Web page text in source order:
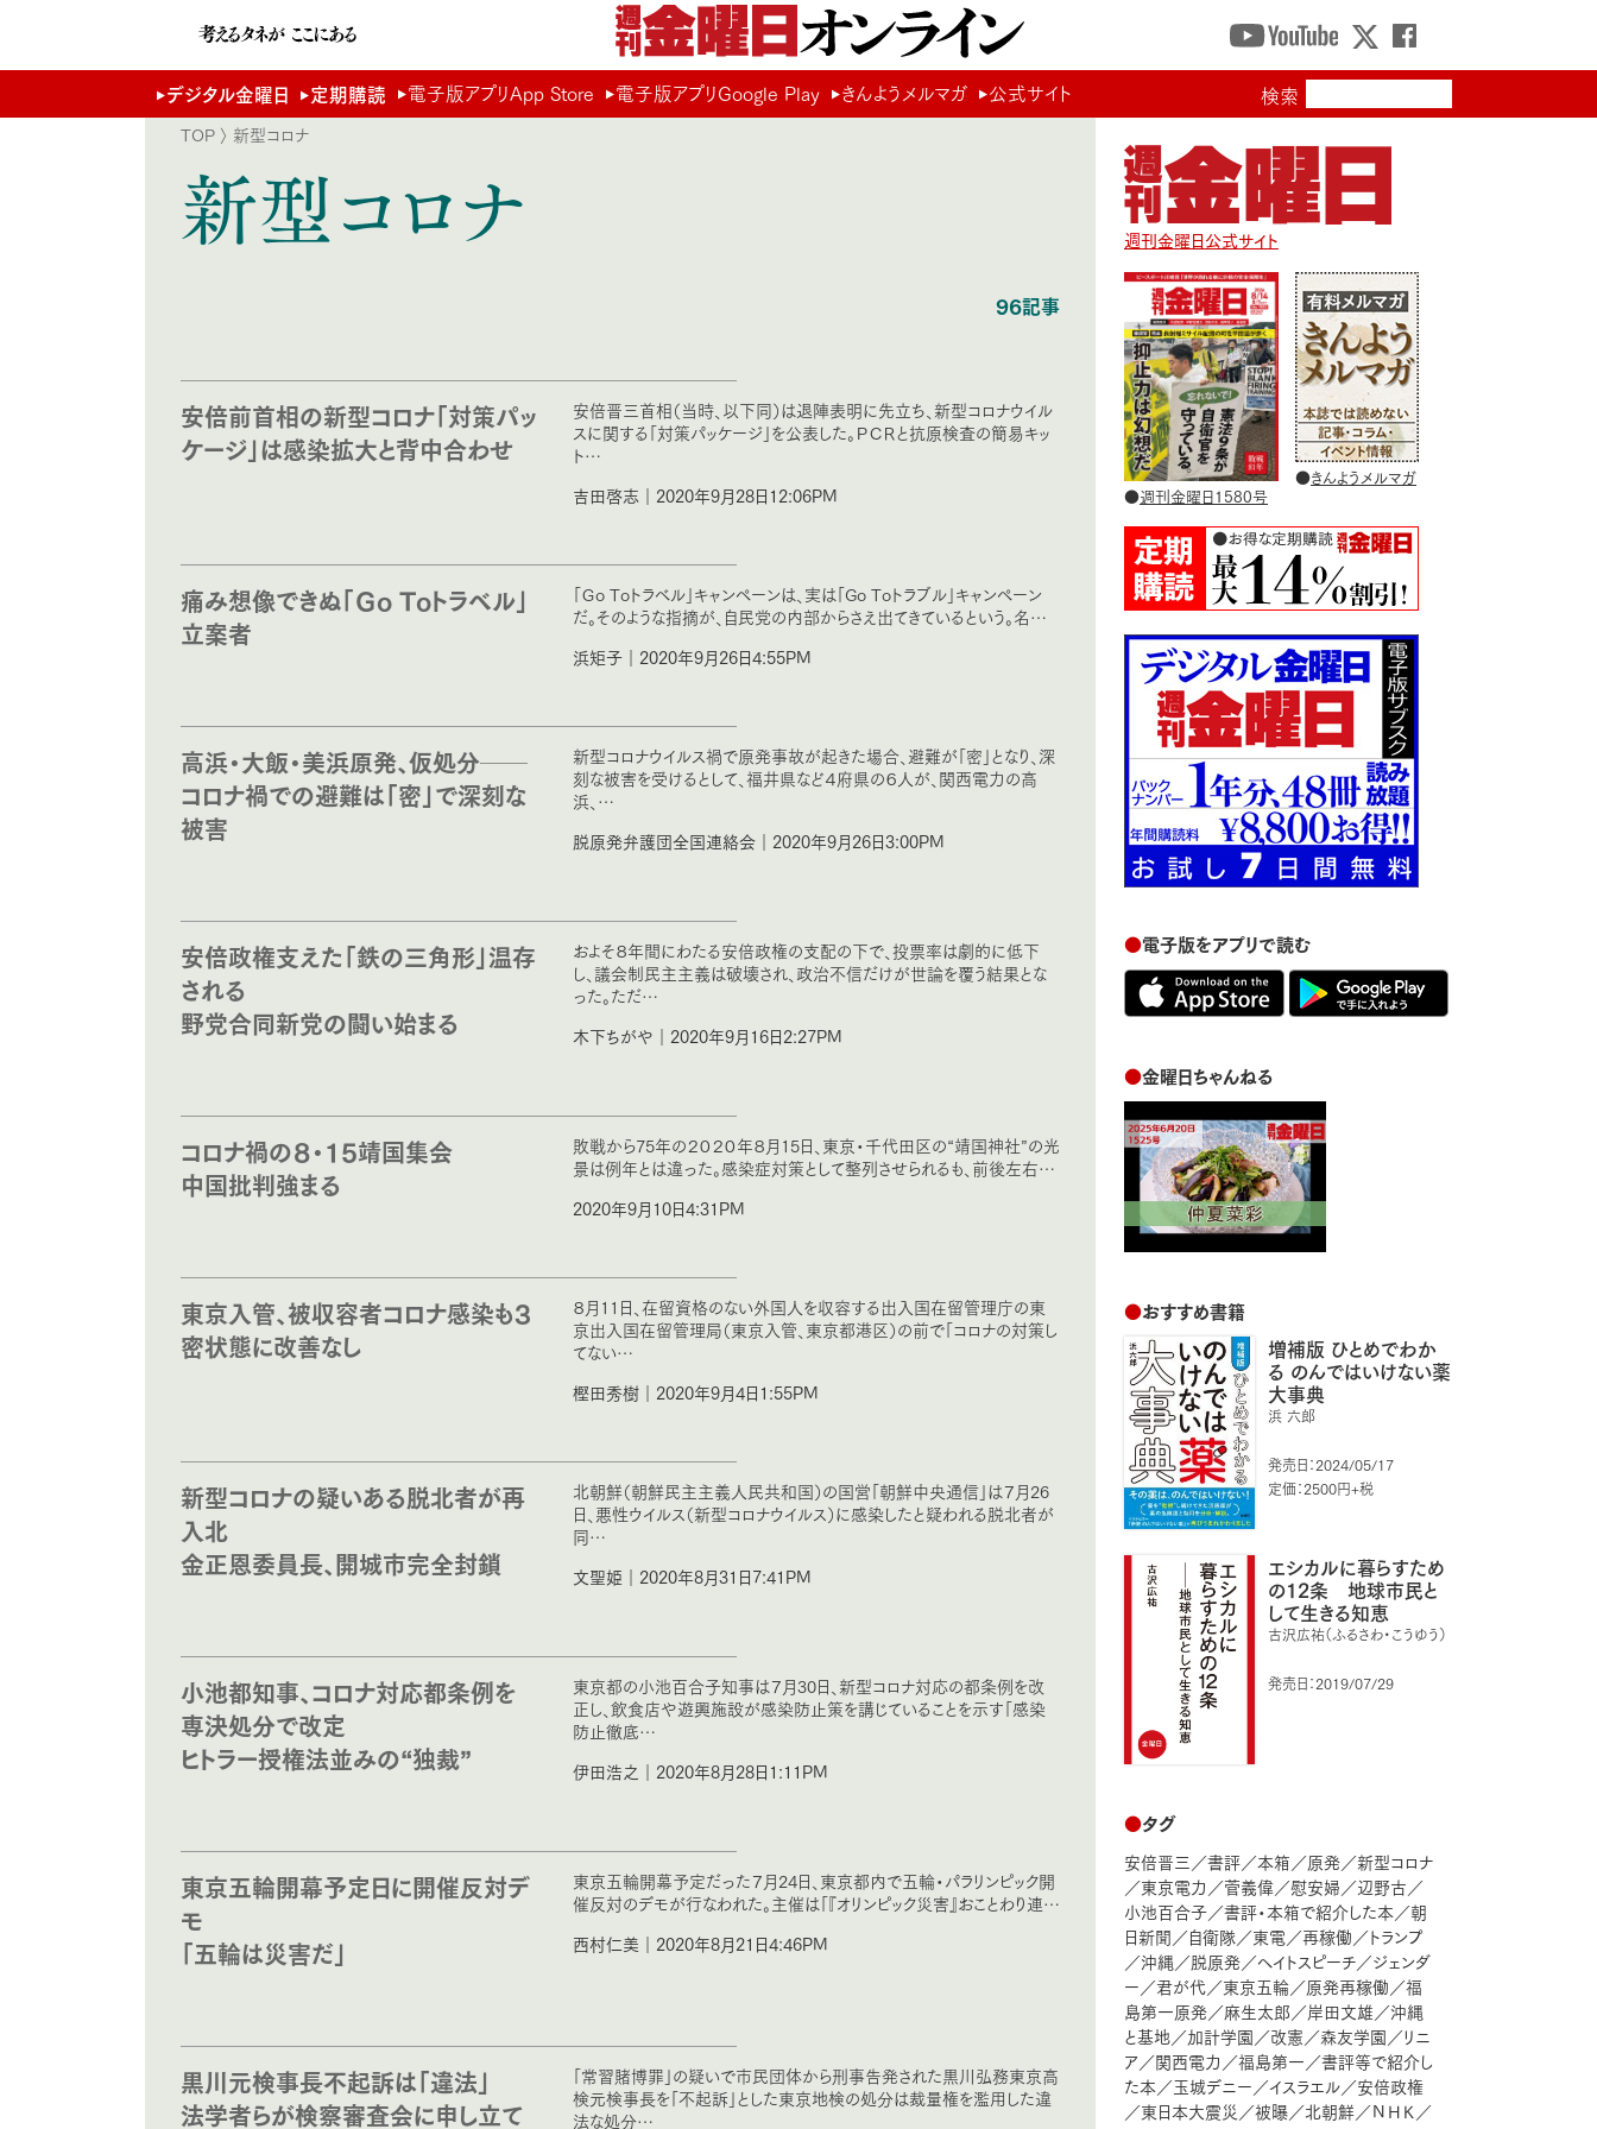
デジタル金曜日 定期購読 電子版アプリApp Store 電子版アプリGoogle Play きんようメルマガ 公式サイト 検索
TOP 〉 新型コロナ
新型コロナ
96記事
安倍前首相の新型コロナ「対策パッ
ケージ」は感染拡大と背中合わせ
安倍晋三首相（当時、以下同）は退陣表明に先立ち、新型コロナウイル
スに関する「対策パッケージ」を公表した。ＰＣＲと抗原検査の簡易キッ
ト…
吉田啓志｜2020年9月28日12:06PM
痛み想像できぬ「Ｇo Toトラベル」
立案者
「Ｇo Toトラベル」キャンペーンは、実は「Go Toトラブル」キャンペーン
だ。そのような指摘が、自民党の内部からさえ出てきているという。名…
浜矩子｜2020年9月26日4:55PM
高浜・大飯・美浜原発、仮処分──
コロナ禍での避難は「密」で深刻な
被害
新型コロナウイルス禍で原発事故が起きた場合、避難が「密」となり、深
刻な被害を受けるとして、福井県など４府県の６人が、関西電力の高
浜、…
脱原発弁護団全国連絡会｜2020年9月26日3:00PM
安倍政権支えた「鉄の三角形」温存
される
野党合同新党の闘い始まる
およそ８年間にわたる安倍政権の支配の下で、投票率は劇的に低下
し、議会制民主主義は破壊され、政治不信だけが世論を覆う結果とな
った。ただ…
木下ちがや｜2020年9月16日2:27PM
コロナ禍の８・15靖国集会
中国批判強まる
敗戦から75年の２０２０年８月15日、東京・千代田区の“靖国神社”の光
景は例年とは違った。感染症対策として整列させられるも、前後左右…
2020年9月10日4:31PM
東京入管、被収容者コロナ感染も３
密状態に改善なし
８月11日、在留資格のない外国人を収容する出入国在留管理庁の東
京出入国在留管理局（東京入管、東京都港区）の前で「コロナの対策し
てない…
樫田秀樹｜2020年9月4日1:55PM
新型コロナの疑いある脱北者が再
入北
金正恩委員長、開城市完全封鎖
北朝鮮（朝鮮民主主義人民共和国）の国営「朝鮮中央通信」は７月26
日、悪性ウイルス（新型コロナウイルス）に感染したと疑われる脱北者が
同…
文聖姫｜2020年8月31日7:41PM
小池都知事、コロナ対応都条例を
専決処分で改定
ヒトラー授権法並みの“独裁”
東京都の小池百合子知事は７月30日、新型コロナ対応の都条例を改
正し、飲食店や遊興施設が感染防止策を講じていることを示す「感染
防止徹底…
伊田浩之｜2020年8月28日1:11PM
東京五輪開幕予定日に開催反対デ
モ
「五輪は災害だ」
東京五輪開幕予定だった７月24日、東京都内で五輪・パラリンピック開
催反対のデモが行なわれた。主催は「『オリンピック災害』おことわり連…
西村仁美｜2020年8月21日4:46PM
黒川元検事長不起訴は「違法」
法学者らが検察審査会に申し立て
「常習賭博罪」の疑いで市民団体から刑事告発された黒川弘務東京高
検元検事長を「不起訴」とした東京地検の処分は裁量権を濫用した違
法な処分…
週刊金曜日公式サイト
●週刊金曜日1580号
●きんようメルマガ
●電子版をアプリで読む
●金曜日ちゃんねる
●おすすめ書籍
増補版 ひとめでわか
る のんではいけない薬
大事典
浜 六郎
発売日：2024/05/17
定価：2500円+税
エシカルに暮らすため
の12条 地球市民と
して生きる知恵
古沢広祐（ふるさわ・こうゆう）
発売日：2019/07/29
●タグ
安倍晋三／書評／本箱／原発／新型コロナ
／東京電力／菅義偉／慰安婦／辺野古／
小池百合子／書評・本箱で紹介した本／朝
日新聞／自衛隊／東電／再稼働／トランプ
／沖縄／脱原発／ヘイトスピーチ／ジェンダ
ー／君が代／東京五輪／原発再稼働／福
島第一原発／麻生太郎／岸田文雄／沖縄
と基地／加計学園／改憲／森友学園／リニ
ア／関西電力／福島第一／書評等で紹介し
た本／玉城デニー／イスラエル／安倍政権
／東日本大震災／被曝／北朝鮮／ＮＨＫ／